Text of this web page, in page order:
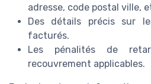
adresse, code postal ville,
Des détails précis sur
facturés.
Les pénalités de
recouvrement applicables.